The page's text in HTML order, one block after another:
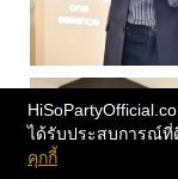
ได้รับประสบการณ์ที่
คุกกี้